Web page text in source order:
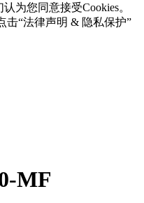
为您同意接受Cookies。
击“法律声明 & 隐私保护”
MF